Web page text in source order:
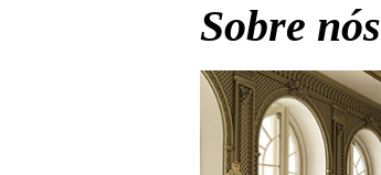
Sobre nós